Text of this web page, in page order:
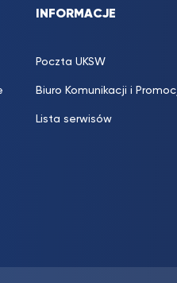
INFORMACJE
Poczta UKSW
Biuro Komunikacji i
Lista serwisów